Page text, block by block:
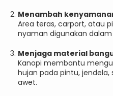
Menambah
Area teras, carport, atau
nyaman digunakan
Menjaga material
Kanopi membantu
hujan pada pintu, jendela,
awet.